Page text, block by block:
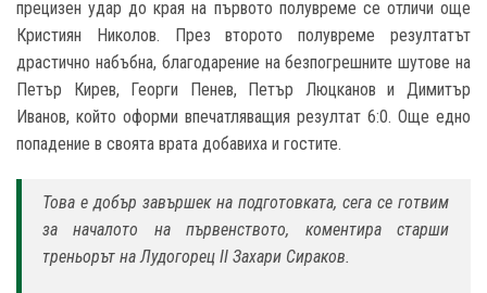
прецизен удар до края на първото полувреме се отличи още
Кристиян Николов. През второто полувреме резултатът
драстично набъбна, благодарение на безпогрешните шутове на
Петър Кирев, Георги Пенев, Петър Люцканов и Димитър
Иванов, който оформи впечатляващия резултат 6:0. Още едно
попадение в своята врата добавиха и гостите.
Това е добър завършек на подготовката, сега се готвим
за началото на първенството, коментира старши
треньорът на Лудогорец II Захари Сираков.